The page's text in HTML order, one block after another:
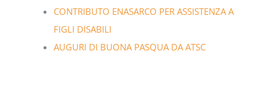
CONTRIBUTO ENASARCO PER ASSISTENZA A
FIGLI DISABILI
AUGURI DI BUONA PASQUA DA ATSC